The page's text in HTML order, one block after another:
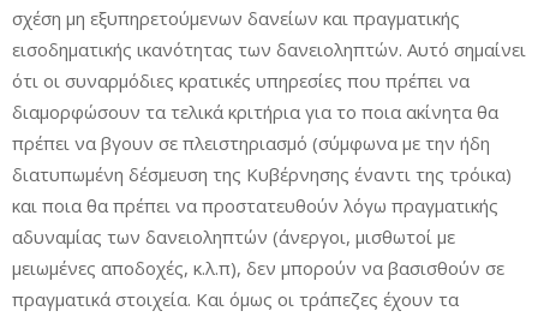
σχέση μη εξυπηρετούμενων δανείων και πραγματικής
εισοδηματικής ικανότητας των δανειοληπτών. Αυτό σημαίνει
ότι οι συναρμόδιες κρατικές υπηρεσίες που πρέπει να
διαμορφώσουν τα τελικά κριτήρια για το ποια ακίνητα θα
πρέπει να βγουν σε πλειστηριασμό (σύμφωνα με την ήδη
διατυπωμένη δέσμευση της Κυβέρνησης έναντι της τρόικα)
και ποια θα πρέπει να προστατευθούν λόγω πραγματικής
αδυναμίας των δανειοληπτών (άνεργοι, μισθωτοί με
μειωμένες αποδοχές, κ.λ.π), δεν μπορούν να βασισθούν σε
πραγματικά στοιχεία. Και όμως οι τράπεζες έχουν τα